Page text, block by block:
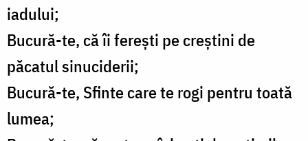
iadului;
Bucură-te, că îi fereşti pe creştini de
păcatul sinuciderii;
Bucură-te, Sfinte care te rogi pentru toată
lumea;